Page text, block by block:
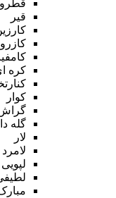
قیر
کره
کوار
گله
لار
لامرد
لپویی
مبارک